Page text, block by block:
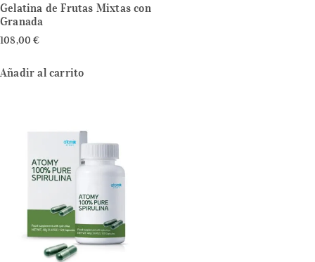
Gelatina de Frutas Mixtas con
Granada
108,00€
Añadir al carrito